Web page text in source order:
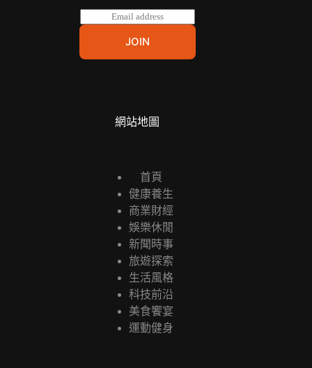
m
l
JOIN
網站地圖
首頁
健康養生
商業財經
娛樂休閒
新聞時事
旅遊探索
生活風格
科技前沿
美食饗宴
運動健身